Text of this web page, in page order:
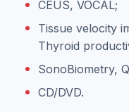
CEUS, VOCAL;
Tissue velocity
Thyroid
SonoBiometry,
CD/DVD.